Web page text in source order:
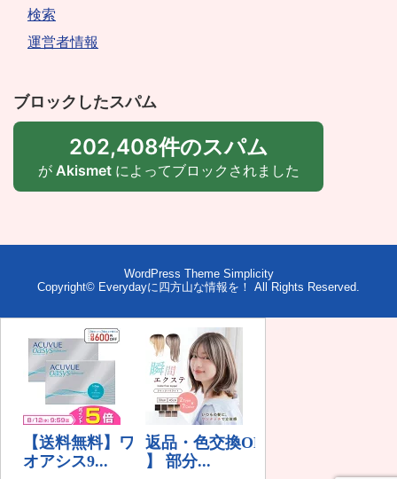
検索
運営者情報
ブロックしたスパム
202,408件のスパム
が Akismetによってブロックされました
WordPress Theme Simplicity
Copyright© Everydayに四方山な情報を！ All Rights Reserved.